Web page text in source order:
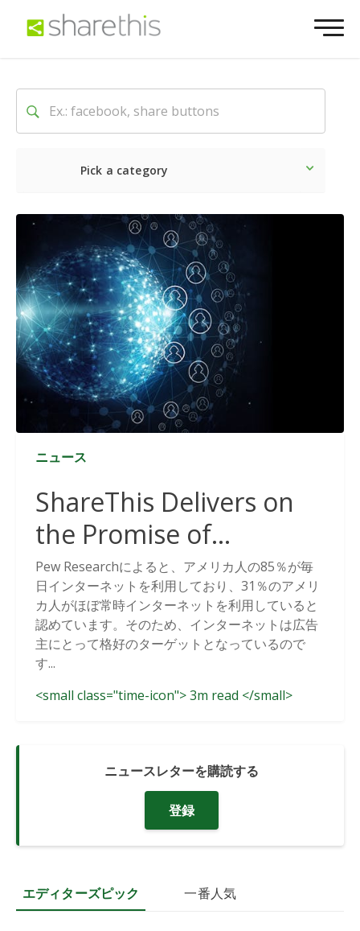
Pick a category
最新 ソーシャル マーケ
ニュース
ShareThis Delivers on
the Promise of
Cookieless Data
Solutions
Pew Researchによると、アメリカ人の85％が毎
日インターネットを利用しており、31％のアメリ
カ人がほぼ常時インターネットを利用していると
認めています。そのため、インターネットは広告
主にとって格好のターゲットとなっているので
す...
<small class="time-icon"> 3m read </small>
ニュースレターを購読する
登録
エディターズピック 一番人気